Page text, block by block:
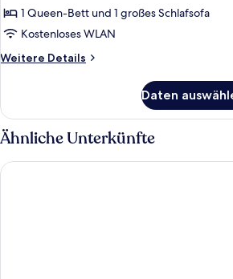
1 Queen-Bett und 1 großes Schlafsofa
Kostenloses WLAN
Weitere Details
Weitere
Suite,
Bergblick
Daten
Ähnliche Unterkünfte
La Cigale Tabarka Hôtel Spa & Golf